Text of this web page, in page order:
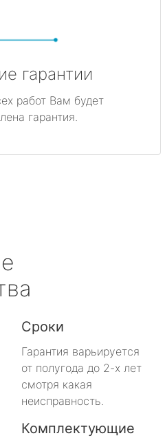
гарантии
работ Вам будет
гарантия.
Сроки
Гарантия варьируется
от полугода до 2-х лет
смотря какая
неисправность.
Комплектующие